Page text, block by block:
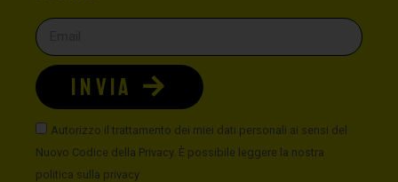
Autorizzo il trattamento dei miei dati personali ai sensi del
Nuovo Codice della Privacy. È possibile leggere la nostra
politica sulla privacy
INVIA